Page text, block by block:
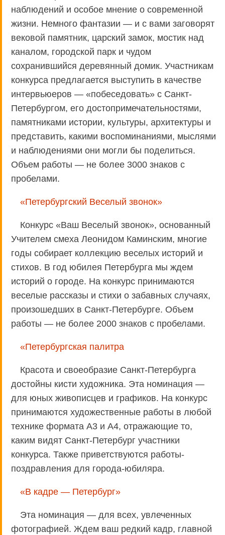
наблюдений и особое мнение о современной
жизни. Немного фантазии — и с вами заговорят
вековой памятник, царский замок, мостик над
каналом, городской парк и чудом
сохранившийся деревянный домик. Участникам
конкурса предлагается выступить в качестве
интервьюеров — «побеседовать» с Санкт-
Петербургом, его достопримечательностями,
памятниками истории, культуры, архитектуры и
представить, какими воспоминаниями, мыслями
и наблюдениями они могли бы поделиться.
Объем работы — не более 3000 знаков с
пробелами.
«Петербургский Веселый звонок»
Конкурс «Ваш Веселый звонок», основанный
Учителем смеха Леонидом Каминским, многие
годы собирает коллекцию веселых историй и
стихов. В год юбилея Петербурга мы ждем
историй о городе. На конкурс принимаются
веселые рассказы и стихи о забавных случаях,
произошедших в Санкт-Петербурге. Объем
работы — не более 2000 знаков с пробелами.
«Петербургская палитра
Красота и своеобразие Санкт-Петербурга
достойны кисти художника. Эта номинация —
для юных живописцев и графиков. На конкурс
принимаются художественные работы в любой
технике формата А3 и А4, отражающие то,
каким видят Санкт-Петербург участники
конкурса. Также приветствуются работы-
поздравления для города-юбиляра.
«В кадре — Петербург»
Эта номинация — для всех, увлеченных
фотографией. Ждем ваш редкий кадр, главной